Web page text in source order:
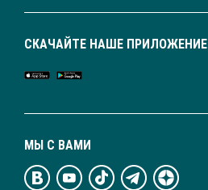
МЫ С ВАМИ
СКАЧАЙТЕ НАШЕ ПРИЛОЖЕНИЕ